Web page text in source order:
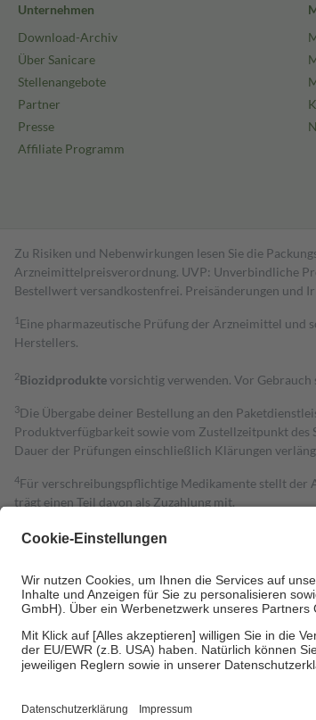
Unternehmen
Download-Archiv
Über Sanicare
Stellenangebote
Partner
Presse
Affiliate Programm
Zu Risiken und Nebenwirkungen lesen Sie die
Arzneimittelpreisverordnung. UVP: Unverbindliche
Bestell­wert versand­kosten­frei. Preisänderungen und
1 Eine pharmazeutische Prüfung der Arzneimittel und
Herstellers.
2Biozidproduktevorsichtig verwenden. Vor
3Die Übergabe deiner Bestellung an den
Produktverfügbarkeit sowie vom Zustellzeitpunkt
Dauer der Prüfungen einschließlich Klärungen
4Für verschreibungspflichtige Medikamente stellt der
trägt einen Teil davon als Zuzahlung mit.
zu entrichten.
Bei Heilmitteln und häuslicher Krankenpflege beträgt
Um das Engagement der Versicherten für ihre
• Kindern und Jugendlichen bis zum vollendeten 18.
• Untersuchungen zur Vorsorge und Früherkennung,
• empfohlenen Schutzimpfungen
• Harn- und Blutteststreifen
Wir nutzen Trusted Shops als unabhängigen